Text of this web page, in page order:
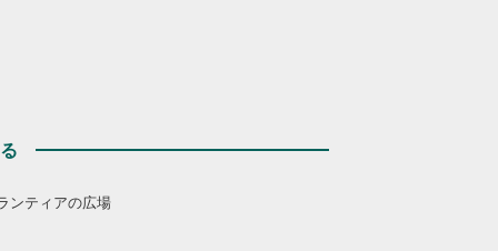
ンティアの広場